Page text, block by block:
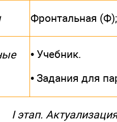
Фронтальная
• Учебник.
• Задания для
I этап.